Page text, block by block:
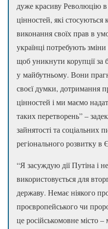
дуже красиву Революцію
цінностей, які
виконання своїх прав в
українці потребують
щоб уникнути корупції за
у майбутньому. Вони
своєї думки, дотримання
цінностей і ми маємо
таких перетворень” –
зайнятості та соціальних
регіонального розвитку в
“Я засуждую дії Путіна і
використовується для
державу. Немає ніякого
проєвропейського чи
це російськомовне місто